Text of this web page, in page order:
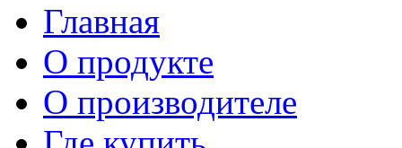
Главная
О продукте
О производителе